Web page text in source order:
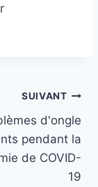
SUIVANT
d'ongle
pendant la
de COVID-
19